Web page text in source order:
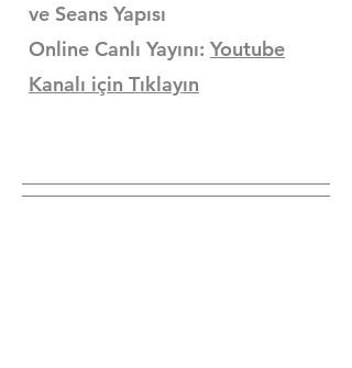
ve Seans Yapısı
Online Canlı Yayını: Youtube
Kanalı için Tıklayın